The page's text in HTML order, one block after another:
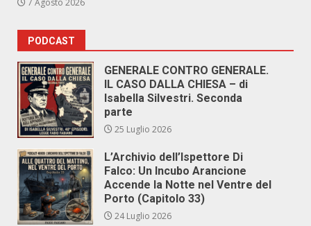
7 Agosto 2026
PODCAST
GENERALE CONTRO GENERALE.
IL CASO DALLA CHIESA – di
Isabella Silvestri. Seconda
parte
25 Luglio 2026
L’Archivio dell’Ispettore Di
Falco: Un Incubo Arancione
Accende la Notte nel Ventre del
Porto (Capitolo 33)
24 Luglio 2026